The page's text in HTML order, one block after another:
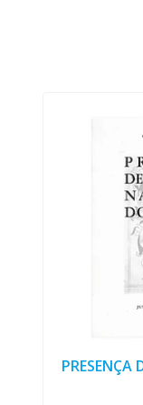
PRESENÇA